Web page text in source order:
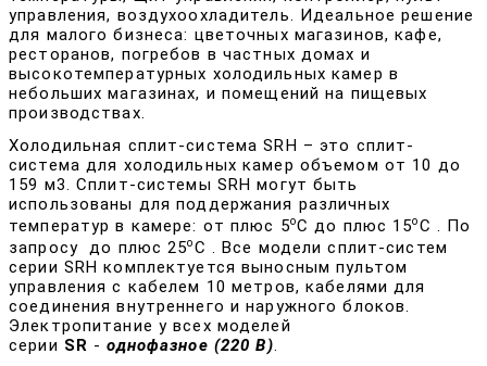
управления, воздухоохладитель. Идеальное решение
для малого бизнеса: цветочных магазинов, кафе,
ресторанов, погребов в частных домах и
высокотемпературных холодильных камер в
небольших магазинах, и помещений на пищевых
производствах.
Холодильная сплит-система SRH – это сплит-
система для холодильных камер объемом от 10 до
159 м3. Сплит-системы SRH могут быть
использованы для поддержания различных
температур в камере: от плюс 5оC до плюс 15оC . По
запросу до плюс 25оC . Все модели сплит-систем
серии SRH комплектуется выносным пультом
управления с кабелем 10 метров, кабелями для
соединения внутреннего и наружного блоков.
Электропитание у всех моделей
серии SR -однофазное (220 В).